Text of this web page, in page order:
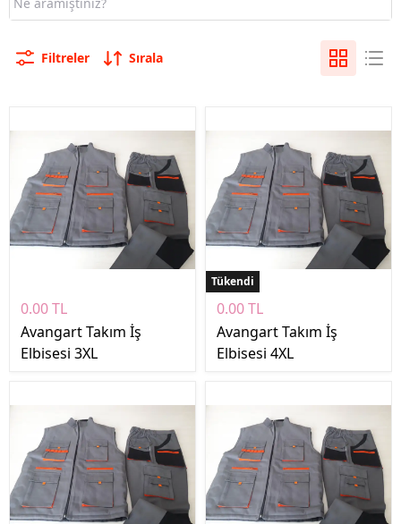
Filtreler Sırala
0.00 TL
Avangart Takım İş
Elbisesi 3XL
Tükendi
0.00 TL
Avangart Takım İş
Elbisesi 4XL